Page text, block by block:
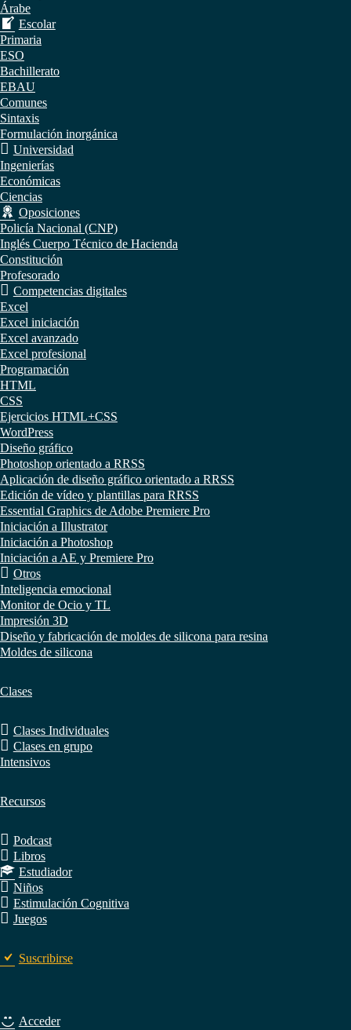
Árabe
Escolar
Primaria
ESO
Bachillerato
EBAU
Comunes
Sintaxis
Formulación inorgánica
Universidad
Ingenierías
Económicas
Ciencias
Oposiciones
Policía Nacional (CNP)
Inglés Cuerpo Técnico de Hacienda
Constitución
Profesorado
Competencias digitales
Excel
Excel iniciación
Excel avanzado
Excel profesional
Programación
HTML
CSS
Ejercicios HTML+CSS
WordPress
Diseño gráfico
Photoshop orientado a RRSS
Aplicación de diseño gráfico orientado a RRSS
Edición de vídeo y plantillas para RRSS
Essential Graphics de Adobe Premiere Pro
Iniciación a Illustrator
Iniciación a Photoshop
Iniciación a AE y Premiere Pro
Otros
Inteligencia emocional
Monitor de Ocio y TL
Impresión 3D
Diseño y fabricación de moldes de silicona para resina
Moldes de silicona
Clases
Clases Individuales
Clases en grupo
Intensivos
Recursos
Podcast
Libros
Estudiador
Niños
Estimulación Cognitiva
Juegos
Suscribirse
Acceder